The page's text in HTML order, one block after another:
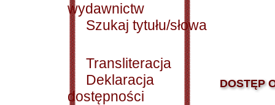
wydawnictw
Szukaj tytułu/słowa
Transliteracja
Deklaracja
dostępności
DOSTĘP